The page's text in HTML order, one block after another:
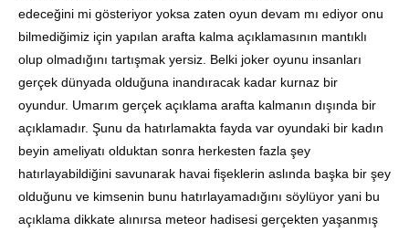
edeceğini mi gösteriyor yoksa zaten oyun devam mı ediyor onu
bilmediğimiz için yapılan arafta kalma açıklamasının mantıklı
olup olmadığını tartışmak yersiz. Belki joker oyunu insanları
gerçek dünyada olduğuna inandıracak kadar kurnaz bir
oyundur. Umarım gerçek açıklama arafta kalmanın dışında bir
açıklamadır. Şunu da hatırlamakta fayda var oyundaki bir kadın
beyin ameliyatı olduktan sonra herkesten fazla şey
hatırlayabildiğini savunarak havai fişeklerin aslında başka bir şey
olduğunu ve kimsenin bunu hatırlayamadığını söylüyor yani bu
açıklama dikkate alınırsa meteor hadisesi gerçekten yaşanmış